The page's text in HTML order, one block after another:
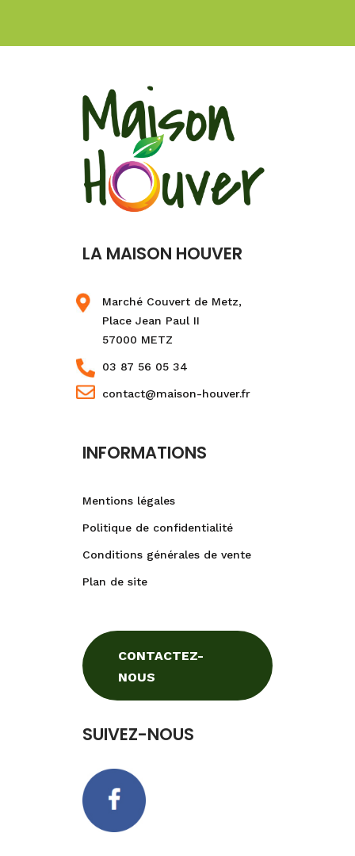
LA MAISON HOUVER
Marché Couvert de Metz,
Place Jean Paul II
57000 METZ
03 87 56 05 34
contact@maison-houver.fr
INFORMATIONS
Mentions légales
Politique de confidentialité
Conditions générales de vente
Plan de site
CONTACTEZ-
NOUS
SUIVEZ-NOUS